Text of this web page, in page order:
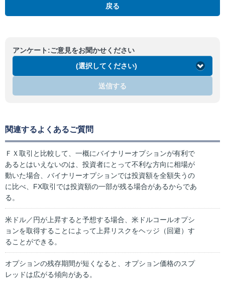
戻る
アンケート:ご意見をお聞かせください
(選択してください)
送信する
関連するよくあるご質問
ＦＸ取引と比較して、一概にバイナリーオプションが有利で
あるとはいえないのは、投資者にとって不利な方向に相場が
動いた場合、バイナリーオプションでは投資額を全額失うの
に比べ、FX取引では投資額の一部が残る場合があるからであ
る。
米ドル／円が上昇すると予想する場合、米ドルコールオプシ
ョンを取得することによって上昇リスクをヘッジ（回避）す
ることができる。
オプションの残存期間が短くなると、オプション価格のスプ
レッドは広がる傾向がある。